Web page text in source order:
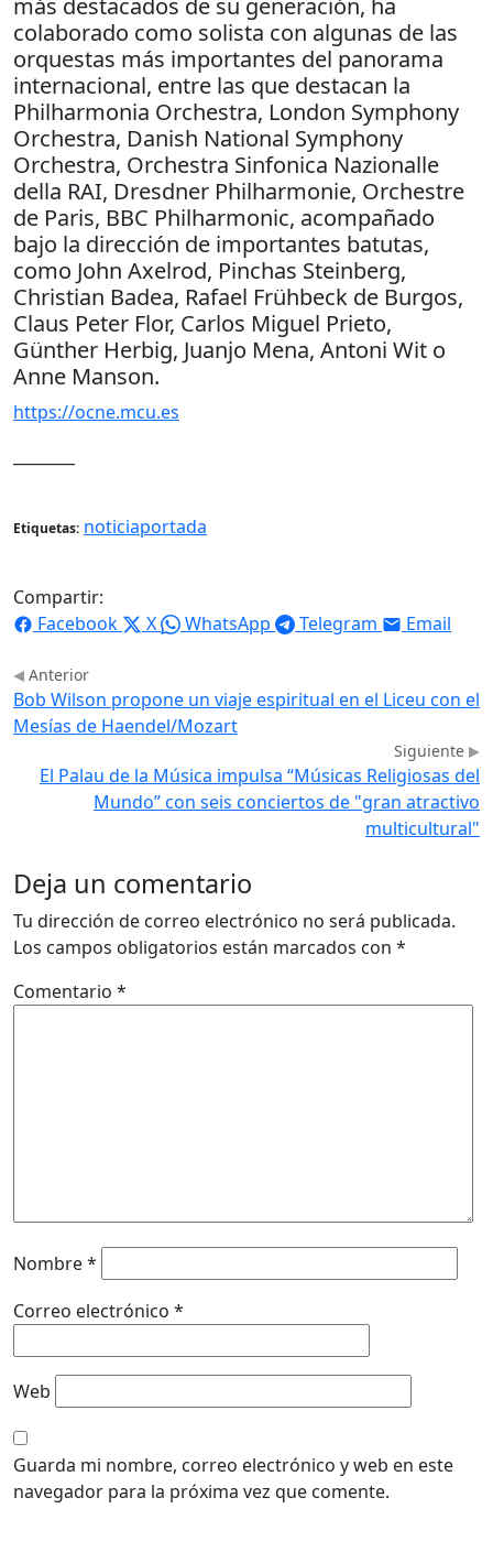
colaborado como solista con algunas de las
orquestas más importantes del panorama
internacional, entre las que destacan la
Philharmonia Orchestra, London Symphony
Orchestra, Danish National Symphony
Orchestra, Orchestra Sinfonica Nazionalle
della RAI, Dresdner Philharmonie, Orchestre
de Paris, BBC Philharmonic, acompañado
bajo la dirección de importantes batutas,
como John Axelrod, Pinchas Steinberg,
Christian Badea, Rafael Frühbeck de Burgos,
Claus Peter Flor, Carlos Miguel Prieto,
Günther Herbig, Juanjo Mena, Antoni Wit o
Anne Manson.
https://ocne.mcu.es
Etiquetas: noticiaportada
Compartir:
Facebook
X WhatsApp Telegram Email
Anterior
Bob Wilson propone un viaje espiritual en el Liceu con el
Mesías de Haendel/Mozart
Siguiente
El Palau de la Música impulsa “Músicas Religiosas del
Mundo” con seis conciertos de "gran atractivo
multicultural"
Deja un comentario
Tu dirección de correo electrónico no será publicada.
Los campos obligatorios están marcados con *
Comentario *
Nombre*
Correo electrónico *
Web
Guarda mi nombre, correo electrónico y web en este
navegador para la próxima vez que comente.